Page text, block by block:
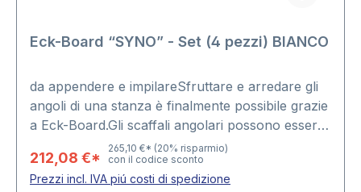
Eck-Board “SYNO” - Set (4 pezzi) BIANCO
da appendere e impilareSfruttare e arredare gli
angoli di una stanza è finalmente possibile grazie
a Eck-Board.Gli scaffali angolari possono essere
appoggiati l’uno sull’altro o appesi singolarmente
mediante i pratici dispositivi di supporto fissati sul
retro del mobile.tutti i 4 formati in un set:
212,08 €*
265,10 €* (20% risparmio)
con il codice sconto
Prezzi incl. IVA piú costi di spedizione